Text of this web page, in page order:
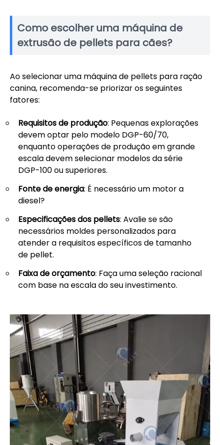
Como escolher uma máquina de
extrusão de pellets para cães?
Ao selecionar uma máquina de pellets para ração
canina, recomenda-se priorizar os seguintes
fatores:
Requisitos de produção: Pequenas explorações
devem optar pelo modelo DGP-60/70,
enquanto operações de produção em grande
escala devem selecionar modelos da série
DGP-100 ou superiores.
Fonte de energia: É necessário um motor a
diesel?
Especificações dos pellets: Avalie se são
necessários moldes personalizados para
atender a requisitos específicos de tamanho
de pellet.
Faixa de orçamento: Faça uma seleção racional
com base na escala do seu investimento.